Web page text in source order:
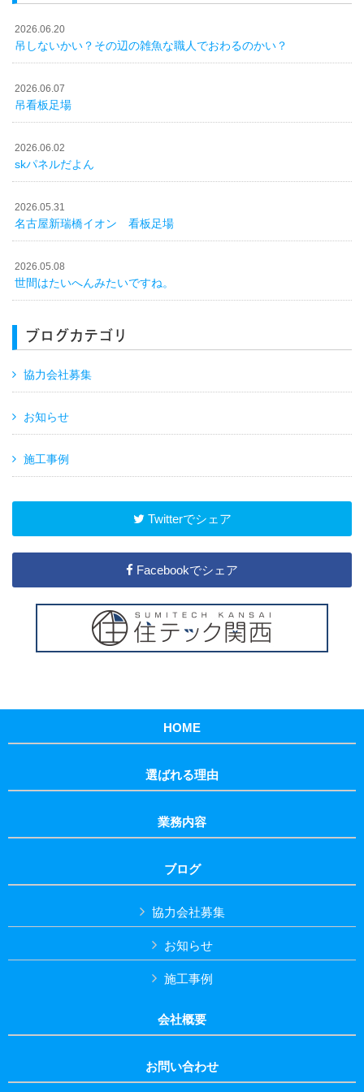
2026.06.20
吊しないかい？その辺の雑魚な職人でおわるのかい？
2026.06.07
吊看板足場
2026.06.02
skパネルだよん
2026.05.31
名古屋新瑞橋イオン 看板足場
2026.05.08
世間はたいへんみたいですね。
ブログカテゴリ
協力会社募集
お知らせ
施工事例
Twitterでシェア
Facebookでシェア
HOME
選ばれる理由
業務内容
ブログ
協力会社募集
お知らせ
施工事例
会社概要
お問い合わせ